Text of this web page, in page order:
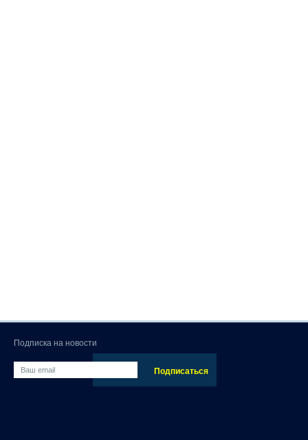
Подписка на новости